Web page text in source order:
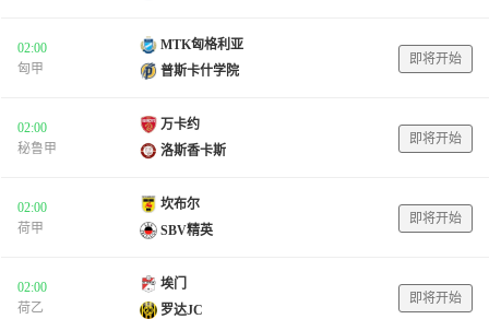
02:00
匈甲
MTK匈格利亚
普斯卡什学院
即将开始
02:00
秘鲁甲
万卡约
洛斯香卡斯
即将开始
02:00
荷甲
坎布尔
SBV精英
即将开始
02:00
荷乙
埃门
罗达JC
即将开始